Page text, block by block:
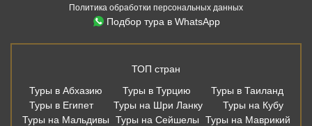
Политика обработки персональных данных
Подбор тура в WhatsApp
ТОП стран
Туры в Абхазию
Туры в Турцию
Туры в Таиланд
Туры в Египет
Туры на Шри Ланку
Туры на Кубу
Туры на Мальдивы
Туры на Сейшелы
Туры на Маврикий